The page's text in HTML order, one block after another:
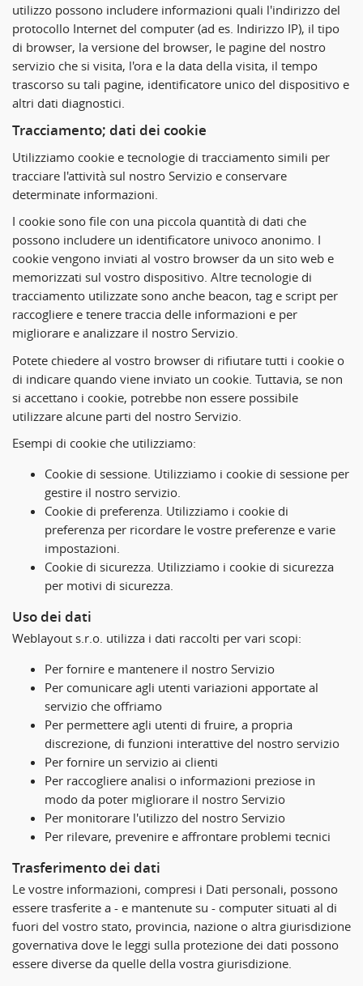
utilizzo possono includere informazioni quali l'indirizzo del
protocollo Internet del computer (ad es. Indirizzo IP), il tipo
di browser, la versione del browser, le pagine del nostro
servizio che si visita, l'ora e la data della visita, il tempo
trascorso su tali pagine, identificatore unico del dispositivo e
altri dati diagnostici.
Tracciamento; dati dei cookie
Utilizziamo cookie e tecnologie di tracciamento simili per
tracciare l'attività sul nostro Servizio e conservare
determinate informazioni.
I cookie sono file con una piccola quantità di dati che
possono includere un identificatore univoco anonimo. I
cookie vengono inviati al vostro browser da un sito web e
memorizzati sul vostro dispositivo. Altre tecnologie di
tracciamento utilizzate sono anche beacon, tag e script per
raccogliere e tenere traccia delle informazioni e per
migliorare e analizzare il nostro Servizio.
Potete chiedere al vostro browser di rifiutare tutti i cookie o
di indicare quando viene inviato un cookie. Tuttavia, se non
si accettano i cookie, potrebbe non essere possibile
utilizzare alcune parti del nostro Servizio.
Esempi di cookie che utilizziamo:
Cookie di sessione. Utilizziamo i cookie di sessione per
gestire il nostro servizio.
Cookie di preferenza. Utilizziamo i cookie di
preferenza per ricordare le vostre preferenze e varie
impostazioni.
Cookie di sicurezza. Utilizziamo i cookie di sicurezza
per motivi di sicurezza.
Uso dei dati
Weblayout s.r.o. utilizza i dati raccolti per vari scopi:
Per fornire e mantenere il nostro Servizio
Per comunicare agli utenti variazioni apportate al
servizio che offriamo
Per permettere agli utenti di fruire, a propria
discrezione, di funzioni interattive del nostro servizio
Per fornire un servizio ai clienti
Per raccogliere analisi o informazioni preziose in
modo da poter migliorare il nostro Servizio
Per monitorare l'utilizzo del nostro Servizio
Per rilevare, prevenire e affrontare problemi tecnici
Trasferimento dei dati
Le vostre informazioni, compresi i Dati personali, possono
essere trasferite a - e mantenute su - computer situati al di
fuori del vostro stato, provincia, nazione o altra giurisdizione
governativa dove le leggi sulla protezione dei dati possono
essere diverse da quelle della vostra giurisdizione.